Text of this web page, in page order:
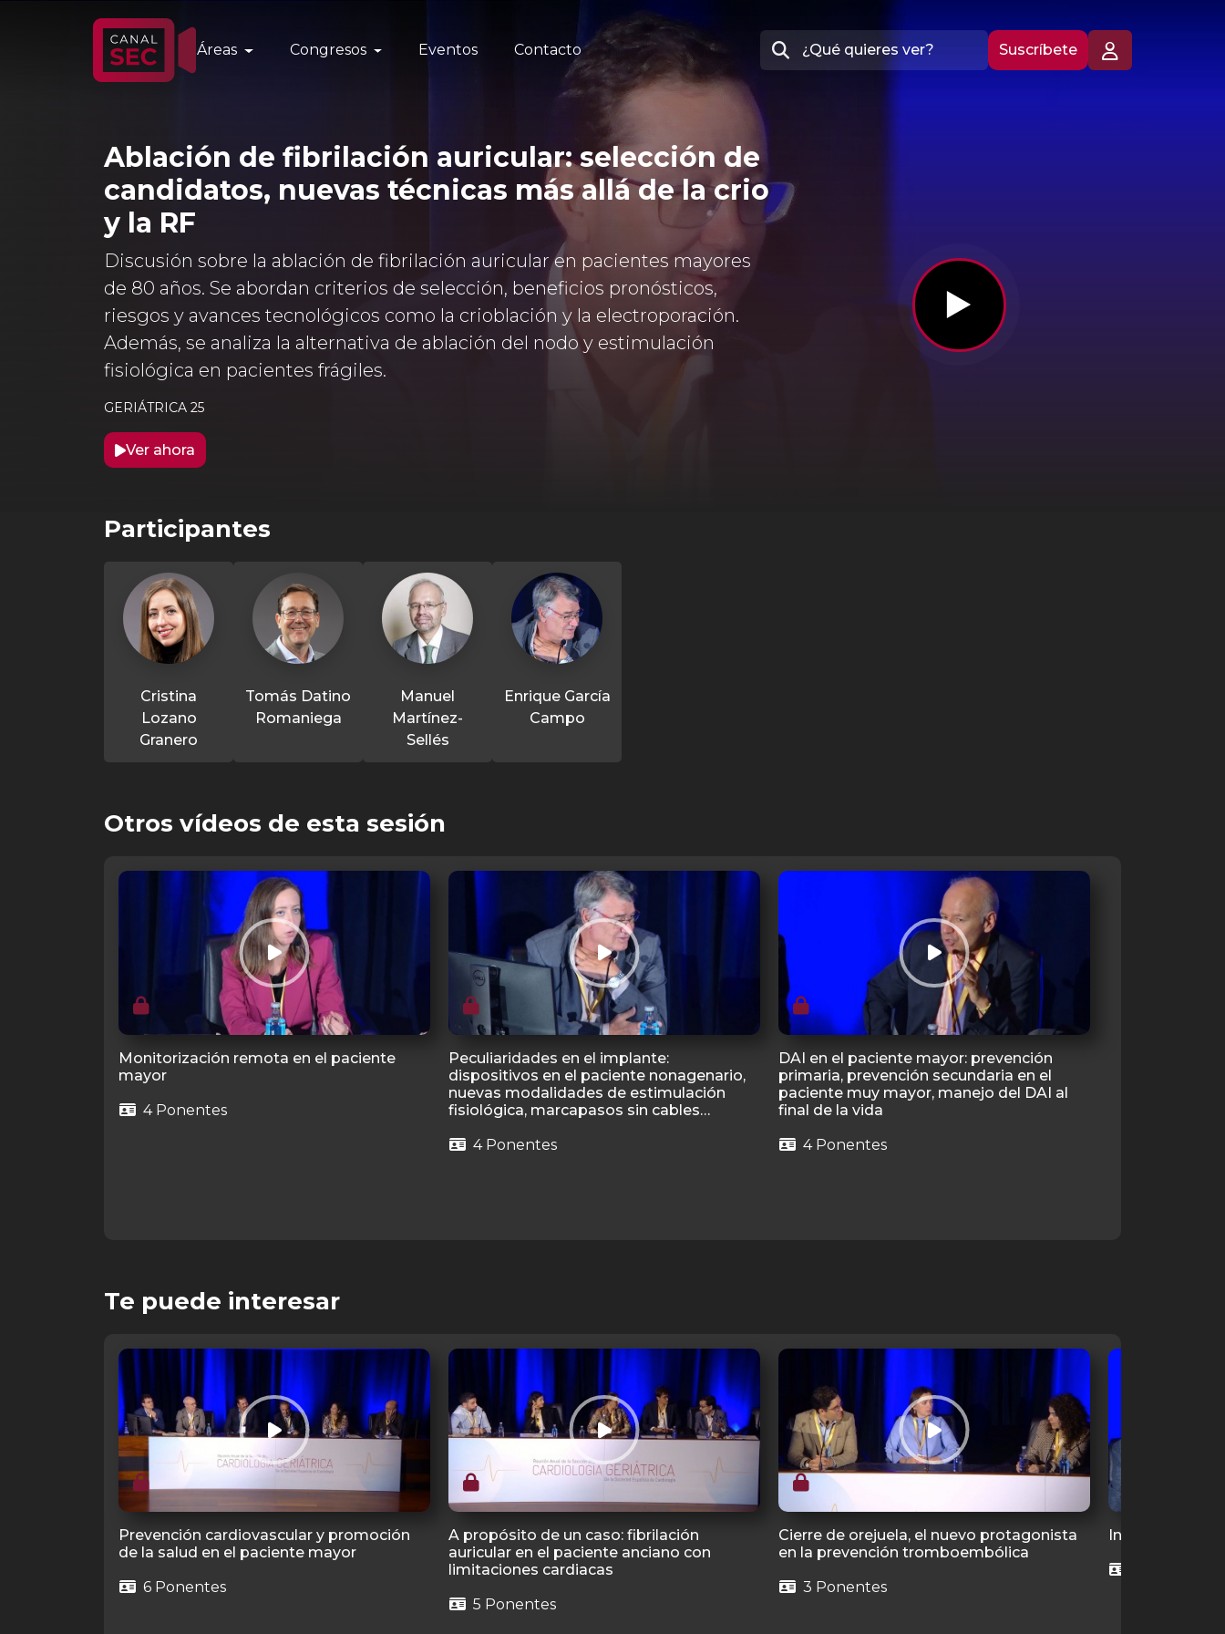
Áreas Congresos Eventos Contacto Suscríbete
Ablación de fibrilación auricular: selección de
candidatos, nuevas técnicas más allá de la crio
y la RF
Discusión sobre la ablación de fibrilación auricular en pacientes mayores
de 80 años. Se abordan criterios de selección, beneficios pronósticos,
riesgos y avances tecnológicos como la crioblación y la electroporación.
Además, se analiza la alternativa de ablación del nodo y estimulación
fisiológica en pacientes frágiles.
GERIÁTRICA 25
Ver ahora
Participantes
Cristina
Lozano
Granero
Tomás Datino
Romaniega
Manuel
Martínez-
Sellés
Enrique García
Campo
Otros vídeos de esta sesión
Monitorización remota en el paciente
mayor
4 Ponentes
Peculiaridades en el implante:
dispositivos en el paciente nonagenario,
nuevas modalidades de estimulación
fisiológica, marcapasos sin cables…
4 Ponentes
DAI en el paciente mayor: prevención
primaria, prevención secundaria en el
paciente muy mayor, manejo del DAI al
final de la vida
4 Ponentes
Te puede interesar
Prevención cardiovascular y promoción
de la salud en el paciente mayor
6 Ponentes
A propósito de un caso: fibrilación
auricular en el paciente anciano con
limitaciones cardiacas
5 Ponentes
Cierre de orejuela, el nuevo protagonista
en la prevención tromboembólica
3 Ponentes
Insuficiencia